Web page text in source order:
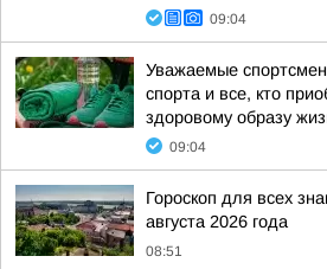
09:04
Уважаемые
спорта и все, кто
здоровому образу
09:04
Гороскоп для всех
августа 2026 года
08:51